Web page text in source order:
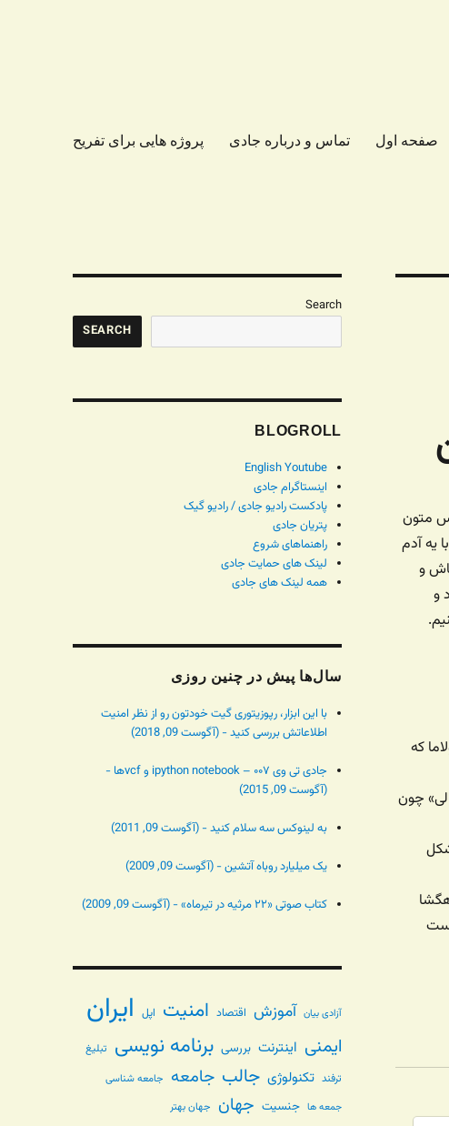
صفحه اول تماس و درباره جادی پروژه هایی برای تفریح
متون
یه آدم
دیدگاه‌هاش و
و
که
چون
Search
SEARCH
BLOGROLL
English Youtube
اینستاگرام جادی
پادکست رادیو جادی / رادیو گیک
پتریان جادی
راهنماهای شروع
لینک های حمایت جادی
همه لینک های جادی
سال‌ها پیش در چنین روزی
با این ابزار، رپوزیتوری گیت خودتون رو از نظر امنیت
اطلاعاتش بررسی کنید - (آگوست 09, 2018)
جادی تی وی ۰۰۷ – ipython notebook و vcfها -
(آگوست 09, 2015)
به لینوکس سه سلام کنید - (آگوست 09, 2011)
یک میلیارد روباه آتشین - (آگوست 09, 2009)
کتاب صوتی «۲۲ مرثیه در تیرماه» - (آگوست 09, 2009)
آزادی بیان آموزش اقتصاد امنیت اپل ایران
ایمنی اینترنت بررسی برنامه نویسی تبلیغ
ترفند تکنولوژی جالب جامعه جامعه شناسی
جمعه ها جنسیت جهان جهان بهتر